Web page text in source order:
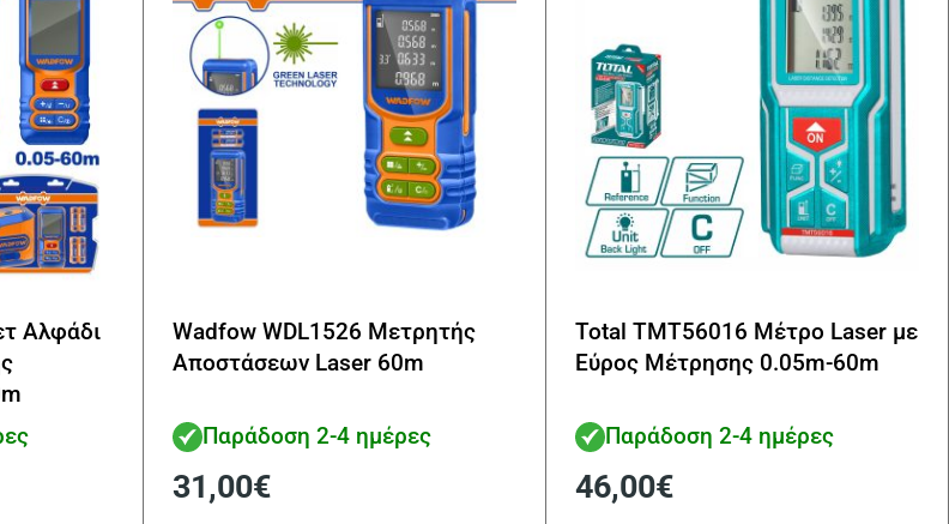
Αλφάδι
Wadfow WDL1526 Μετρητής
Αποστάσεων Laser 60m
Παράδοση 2-4 ημέρες
31,00€
Total TMT56016 Μέτρο Laser με
Εύρος Μέτρησης 0.05m-60m
Παράδοση 2-4 ημέρες
46,00€